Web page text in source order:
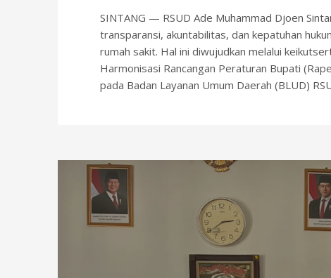
SINTANG — RSUD Ade Muhammad Djoen
transparansi, akuntabilitas, dan kepatuhan
rumah sakit. Hal ini diwujudkan melalui
Harmonisasi Rancangan Peraturan Bupati
pada Badan Layanan Umum Daerah (BLUD)